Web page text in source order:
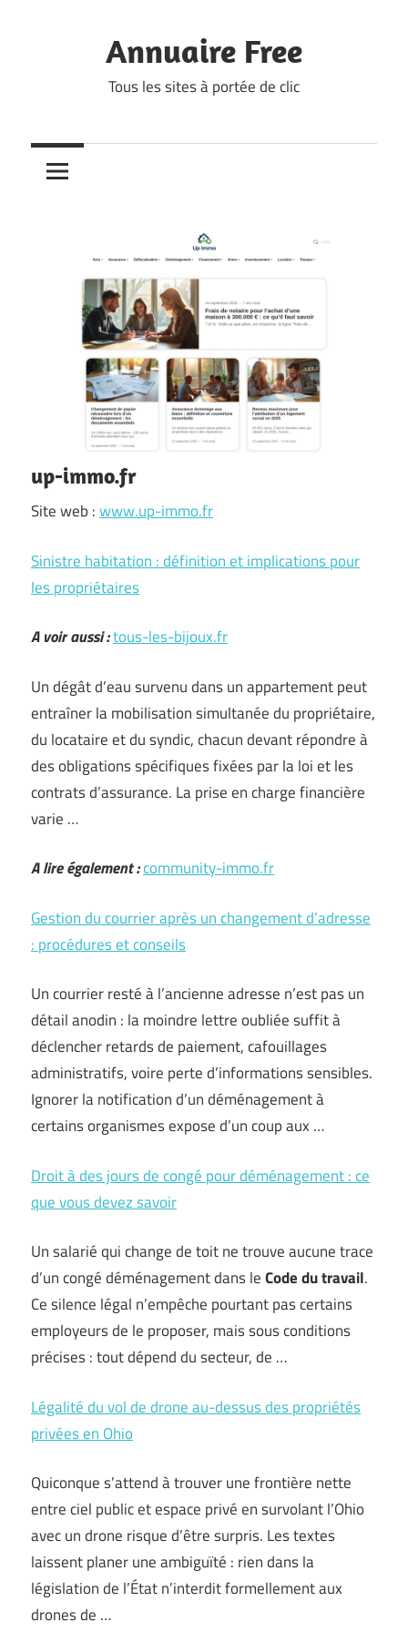
Annuaire Free
Tous les sites à portée de clic
up-immo.fr
Site web :www.up-immo.fr
Sinistre habitation : définition et implications pour
les propriétaires
A voir aussi :tous-les-bijoux.fr
Un dégât d’eau survenu dans un appartement peut
entraîner la mobilisation simultanée du propriétaire,
du locataire et du syndic, chacun devant répondre à
des obligations spécifiques fixées par la loi et les
contrats d’assurance. La prise en charge financière
varie …
A lire également :community-immo.fr
Gestion du courrier après un changement d’adresse
: procédures et conseils
Un courrier resté à l’ancienne adresse n’est pas un
détail anodin : la moindre lettre oubliée suffit à
déclencher retards de paiement, cafouillages
administratifs, voire perte d’informations sensibles.
Ignorer la notification d’un déménagement à
certains organismes expose d’un coup aux …
Droit à des jours de congé pour déménagement : ce
que vous devez savoir
Un salarié qui change de toit ne trouve aucune trace
d’un congé déménagement dans leCode du travail.
Ce silence légal n’empêche pourtant pas certains
employeurs de le proposer, mais sous conditions
précises : tout dépend du secteur, de …
Légalité du vol de drone au-dessus des propriétés
privées en Ohio
Quiconque s’attend à trouver une frontière nette
entre ciel public et espace privé en survolant l’Ohio
avec un drone risque d’être surpris. Les textes
laissent planer une ambiguïté : rien dans la
législation de l’État n’interdit formellement aux
drones de …